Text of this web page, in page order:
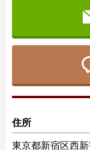
住所
東京都新宿区西